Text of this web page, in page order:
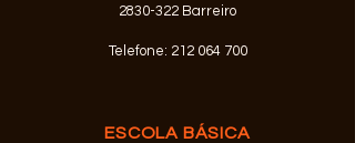
2830-322 Barreiro
Telefone: 212 064 700
ESCOLA BÁSICA